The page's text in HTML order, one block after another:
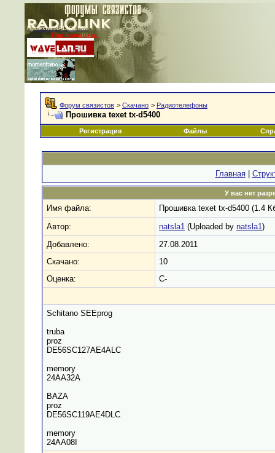
Проекты RADIOLINK
При поддержке:
|
Форум связистов > Скачано > Радиотелефоны
Прошивка texet tx-d5400
Регистрация Файлы
Главная|
У вас нет
Имя файла:
Прошивка texet tx-d5400 (1.4
Автор:
natsla1 (Uploaded by natsla1)
Добавлено:
27.08.2011
Скачано:
10
Оценка:
C-
Schitano SEEprog
truba
proz
DE56SC127AE4ALC
memory
24AA32A
BAZA
proz
DE56SC119AE4DLC
memory
24AA08I